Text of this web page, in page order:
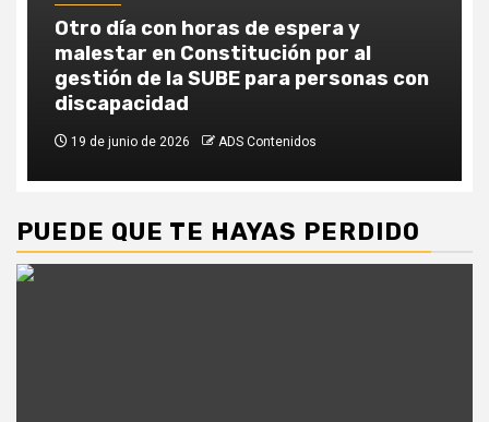
Otro día con horas de espera y
malestar en Constitución por al
gestión de la SUBE para personas con
discapacidad
19 de junio de 2026 ADS Contenidos
PUEDE QUE TE HAYAS PERDIDO